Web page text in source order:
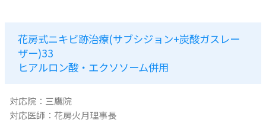
花房式ニキビ跡治療(サブシジョン+炭酸ガスレー
ザー)33
ヒアルロン酸・エクソソーム併用
対応院：三鷹院
対応医師：花房火月理事長